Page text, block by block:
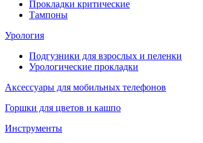
Прокладки критические
Тампоны
Урология
Подгузники для взрослых и пеленки
Урологические прокладки
Аксессуары для мобильных телефонов
Горшки для цветов и кашпо
Инструменты